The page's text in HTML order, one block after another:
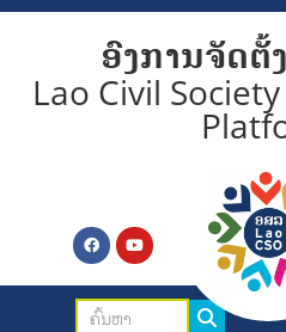
ອົງການຈັດຕັ້
Lao Civil